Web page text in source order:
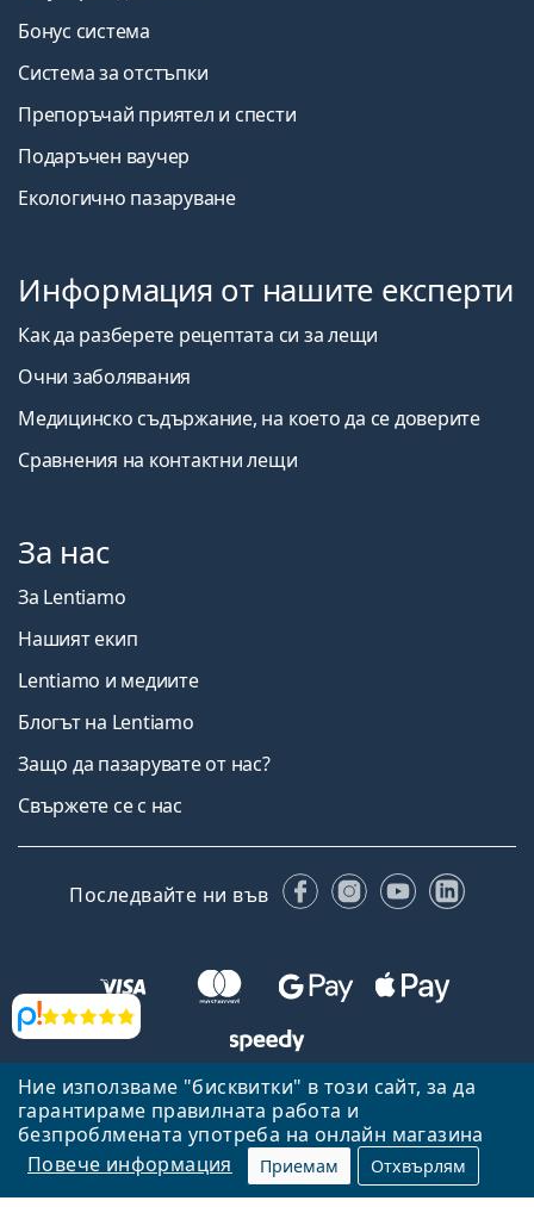
Ние използваме "бисквитки" в този сайт, за да
гарантираме правилната работа и
безпроблмената употреба на онлайн магазина
Повече информация
Приемам Отхвърлям
Прегледи
Бонус система
Система за отстъпки
Препоръчай приятел и спести
Подаръчен ваучер
Екологично пазаруване
Информация от нашите експерти
Как да разберете рецептата си за лещи
Очни заболявания
Медицинско съдържание, на което да се доверите
Сравнения на контактни лещи
За нас
За Lentiamo
Нашият екип
Lentiamo и медиите
Блогът на Lentiamo
Защо да пазарувате от нас?
Свържете се с нас
Последвайте ни във FacebookInstagram
YouTube
Назад към началната страница
Нагоре
Lentiamo.bg е собственост и се управлява от Lentiamo s.r.o.,
Република Чехия
Тук сме за вас в продължение на 18 години.